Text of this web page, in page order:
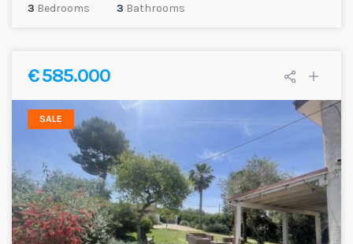
3 Bedrooms 3 Bathrooms
€ 585.000
SALE